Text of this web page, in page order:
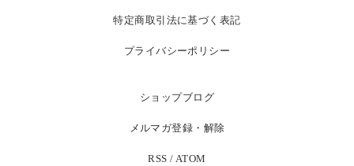
特定商取引法に基づく表記
プライバシーポリシー
ショップブログ
メルマガ登録・解除
RSS / ATOM